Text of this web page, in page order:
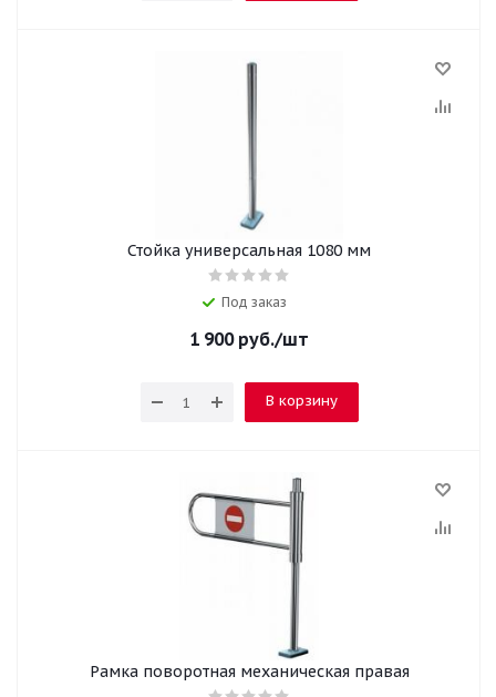
Стойка универсальная 1080 мм
Под заказ
1 900руб./шт
В корзину
Рамка поворотная механическая правая